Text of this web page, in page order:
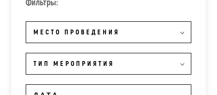
Фильтры:
МЕСТО ПРОВЕДЕНИЯ
ТИП МЕРОПРИЯТИЯ